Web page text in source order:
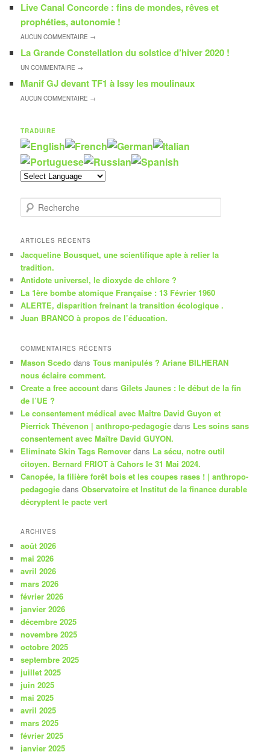
Live Canal Concorde : fins de mondes, rêves et
prophéties, autonomie !
AUCUNCOMMENTAIRE →
La Grande Constellation du solstice d’hiver 2020 !
UNCOMMENTAIRE →
Manif GJ devant TF1 à Issy les moulinaux
AUCUNCOMMENTAIRE →
TRADUIRE
e
h
r
c
h
e
ARTICLES RÉCENTS
Jacqueline Bousquet, une scientifique apte à relier la
tradition.
Antidote universel, le dioxyde de chlore ?
La 1ère bombe atomique Française : 13 Février 1960
ALERTE, disparition freinant la transition écologique .
Juan BRANCO à propos de l’éducation.
COMMENTAIRES RÉCENTS
Mason Scedo dansTous manipulés ? Ariane BILHERAN
nous éclaire comment.
Create a free account dansGilets Jaunes : le début de la fin
de l’UE ?
Le consentement médical avec Maître David Guyon et
Pierrick Thévenon | anthropo-pedagogie dans Les soins sans
consentement avec Maître David GUYON.
Eliminate Skin Tags Remover dans La sécu, notre outil
citoyen. Bernard FRIOT à Cahors le 31 Mai 2024.
Canopée, la filière forêt bois et les coupes rases ! | anthropo-
pedagogie dansObservatoire et Institut de la finance durable
décryptent le pacte vert
ARCHIVES
août 2026
mai 2026
avril 2026
mars 2026
février 2026
janvier 2026
décembre 2025
novembre 2025
octobre 2025
septembre 2025
juillet 2025
juin 2025
mai 2025
avril 2025
mars 2025
février 2025
janvier 2025